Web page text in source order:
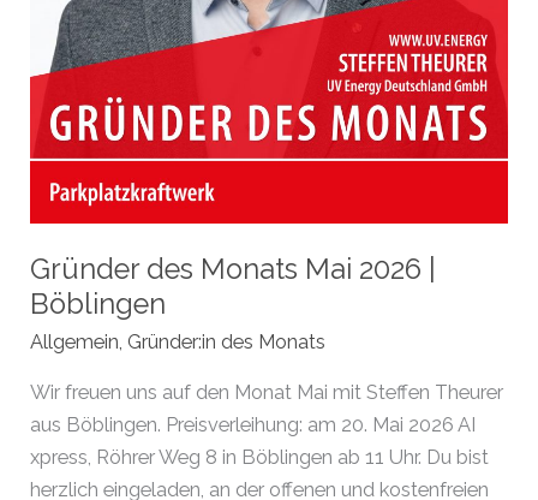
Gründer des Monats Mai 2026 |
Böblingen
Allgemein, Gründer:in des Monats
Wir freuen uns auf den Monat Mai mit Steffen Theurer
aus Böblingen. Preisverleihung: am 20. Mai 2026 AI
xpress, Röhrer Weg 8 in Böblingen ab 11 Uhr. Du bist
herzlich eingeladen, an der offenen und kostenfreien